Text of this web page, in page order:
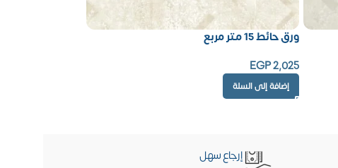
ورق حائط 15 متر مربع
EGP2,025
إضافة إلى السلة
إرجاع سهل